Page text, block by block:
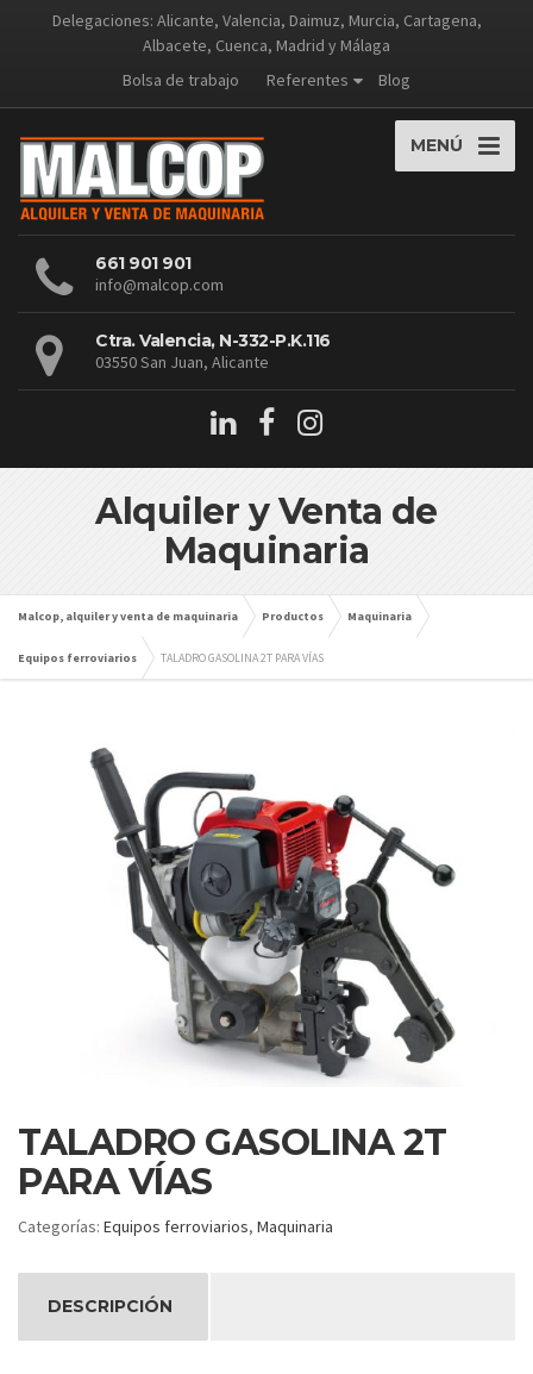
Delegaciones: Alicante, Valencia, Daimuz, Murcia, Cartagena,
Albacete, Cuenca, Madrid y Málaga
Bolsa de trabajo
Referentes Blog
MENÚ
661 901 901
info@malcop.com
Ctra. Valencia, N-332-P.K.116
03550 San Juan, Alicante
Alquiler y Venta de
Maquinaria
Malcop, alquiler y venta de maquinaria Productos Maquinaria
Equipos ferroviarios TALADRO GASOLINA 2T PARA VÍAS
TALADRO GASOLINA 2T
PARA VÍAS
Categorías: Equipos ferroviarios, Maquinaria
DESCRIPCIÓN